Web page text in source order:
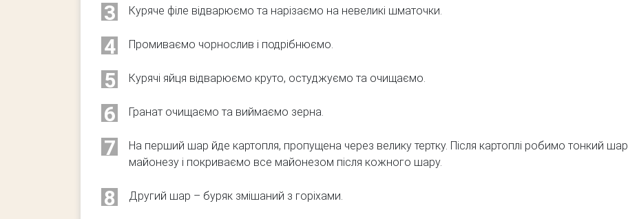
3 Куряче філе відварюємо та нарізаємо на невеликі шматочки.
4 Промиваємо чорнослив і подрібнюємо.
5 Курячі яйця відварюємо круто, остуджуємо та очищаємо.
6 Гранат очищаємо та виймаємо зерна.
7
На перший шар йде картопля, пропущена через велику тертку. Після картоплі робимо тонкий шар
майонезу і покриваємо все майонезом після кожного шару.
8 Другий шар – буряк змішаний з горіхами.